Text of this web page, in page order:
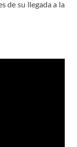
de su llegada a la